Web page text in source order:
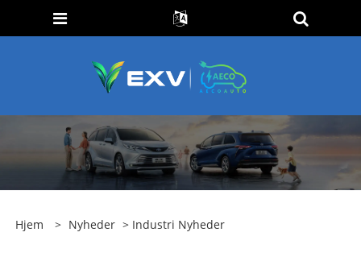
Hjem > Nyheder > Industri Nyheder